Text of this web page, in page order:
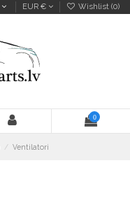
EUR € Wishlist (0)
0
Ventilatori